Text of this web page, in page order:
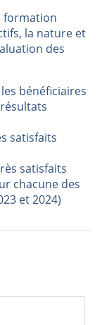
formation
la nature et
des
bénéficiaires
satisfaits
satisfaits
chacune des
et 2024)